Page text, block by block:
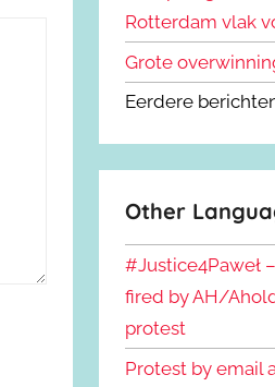
Rotterdam vlak
Grote
Eerdere
Other
#Justice4Paweł
fired by AH/
protest
Protest by email